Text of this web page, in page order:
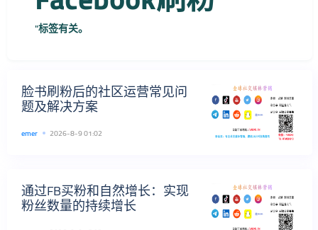
"标签有关。
脸书刷粉后的社区运营常见问
题及解决方案
emer 2026-8-9 01:02
通过FB买粉和自然增长：实现
粉丝数量的持续增长